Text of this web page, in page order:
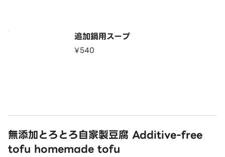
追加鍋用スープ
¥540
無添加とろとろ自家製豆腐 Additive-free
tofu homemade tofu